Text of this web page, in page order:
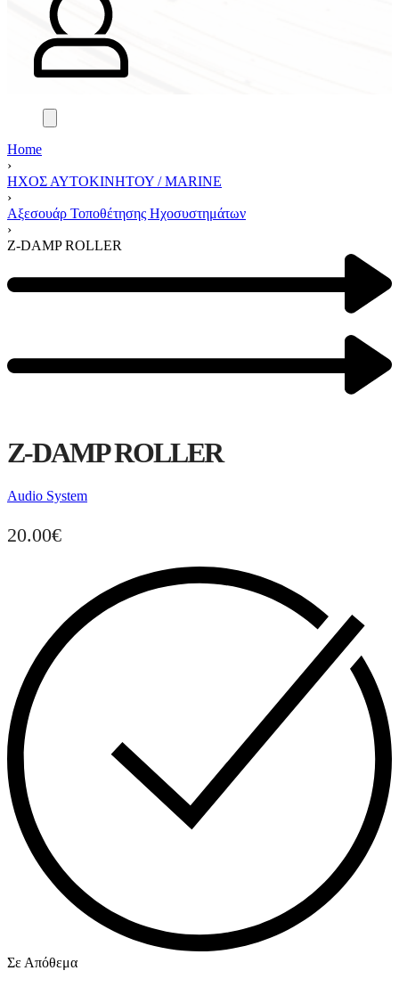
Home
›
ΗΧΟΣ ΑΥΤΟΚΙΝΗΤΟΥ / MARINE
›
Αξεσουάρ Τοποθέτησης Ηχοσυστημάτων
›
Z-DAMP ROLLER
Z-DAMP ROLLER
Audio System
20.00€
Σε Απόθεμα